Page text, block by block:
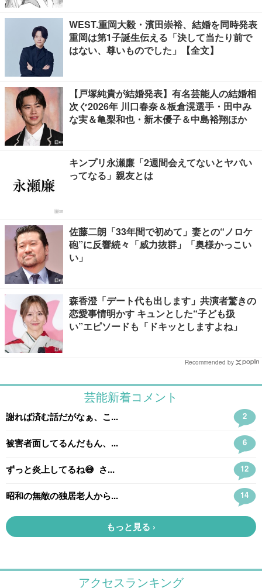
WEST.重岡大毅・濱田崇裕、結婚を同時発表
重岡は第1子誕生伝える「決して当たり前で
はない、尊いものでした」【全文】
【戸塚純貴が結婚発表】有名芸能人の結婚相
次ぐ2026年 川口春奈＆板倉滉選手・田中み
な実＆亀梨和也・新木優子＆中島裕翔ほか
キンプリ永瀬廉「2週間会えてないとヤバい
ってなる」親友とは
佐藤二朗「33年間で初めて」妻との“ノロケ
砲”に反響続々「威力抜群」「奥様かっこい
い」
森香澄「デート代も出します」共演者驚きの
恋愛事情明かす キュンとした“子ども扱
い”エピソードも「ドキッとしますよね」
Recommended by
アクセスランキング